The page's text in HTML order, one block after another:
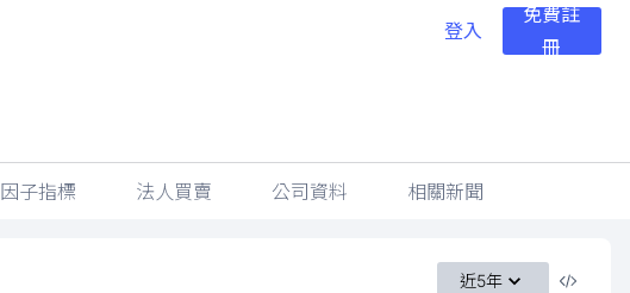
登入
免費註
冊
因子指標 法人買賣 公司資料 相關新聞
近5年